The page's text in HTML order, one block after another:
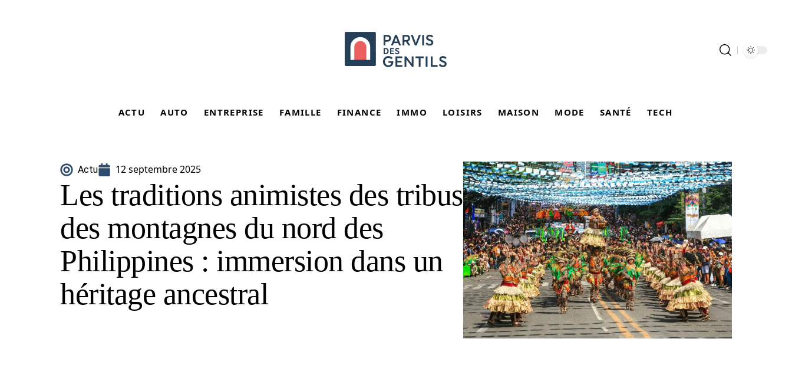
ACTU AUTO ENTREPRISE FAMILLE FINANCE IMMO LOISIRS MAISON MODE SANTÉ TECH
Actu 12 septembre 2025
Les traditions animistes des tribus
des montagnes du nord des
Philippines : immersion dans un
héritage ancestral